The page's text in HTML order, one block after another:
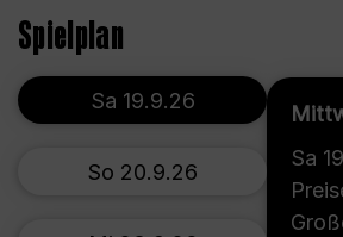
Spielplan
Sa
Sa 19.9.26
So 20.9.26